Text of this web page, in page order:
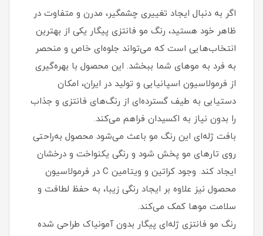
اگر به دنبال ایجاد تغییری چشمگیر، مدرن و متفاوت در
ظاهر خود هستید، رنگ مو فانتزی پیگار یکی از بهترین
انتخاب‌هایی است که می‌تواند جلوه‌ای خاص و منحصر
به‌ فرد به موهای شما ببخشد. این محصول با بهره‌گیری
از فرمولاسیون اسپانیایی و تولید در ایران، امکان
دستیابی به طیف گسترده‌ای از رنگ‌های فانتزی و جذاب
را بدون نیاز به اکسیدان فراهم می‌کند.
بافت ژله‌ای این رنگ مو باعث می‌شود محصول به‌راحتی
روی تارهای مو پخش شود و رنگی یکنواخت و درخشان
ایجاد کند. وجود کراتین و ویتامین C در فرمولاسیون
محصول نیز علاوه بر ایجاد رنگی زیبا، به حفظ لطافت و
سلامت موها کمک می‌کند.
رنگ مو فانتزی ژله‌ای پیگار بدون آمونیاک طراحی شده